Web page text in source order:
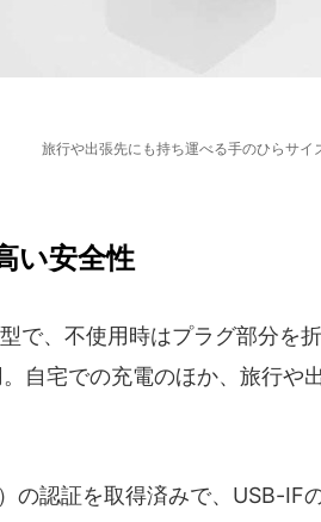
旅行や出張先にも持ち運べる手のひらサイ
い安全性
で、不使用時はプラグ部分を
自宅での充電のほか、旅行や
の認証を取得済みで、USB-IF